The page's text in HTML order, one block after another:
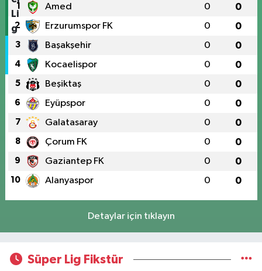
1 Amed 0 0
2 Erzurumspor FK 0 0
3 Başakşehir 0 0
4 Kocaelispor 0 0
5 Beşiktaş 0 0
6 Eyüpspor 0 0
7 Galatasaray 0 0
8 Çorum FK 0 0
9 Gaziantep FK 0 0
10 Alanyaspor 0 0
Detaylar için tıklayın
Süper Lig Fikstür